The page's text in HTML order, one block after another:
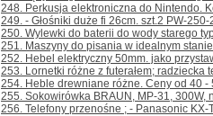
248. Perkusja elektroniczna do Nintendo.
249. - Głośniki duże fi 26cm. szt.2 PW-
250. Wylewki do baterii do wody starego
251. Maszyny do pisania w idealnym
252. Hebel elektryczny 50mm. jako
253. Lornetki różne z futerałem; radziecka
254. Heble drewniane różne. Ceny od 40 -
255. Sokowirówka BRAUN, MP-31, 300W,
256. Telefony przenośne ; - Panasonic KX-